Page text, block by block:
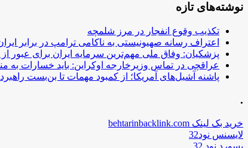
نوشته‌های تازه
تکذیب وقوع انفجار در مرز شلمچه
اعتراف رسانه صهیونیستی به ناکامی ترامپ در برابر
پزشکیان: وفاق ملی مهم‌ترین سرمایه ایران برای
عراقچی در تماس وزیرخارجه اوکراین: باید خسارات به
پاشنه آشیل‌های آمریکا؛ از کمبود مهمات تا بن‌بست
.
خرید بک لینک behtarinbacklink.com
لایسنس نود32